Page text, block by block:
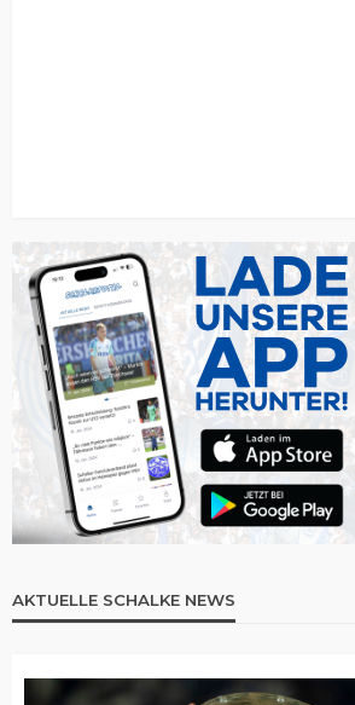
AKTUELLE SCHALKE NEWS